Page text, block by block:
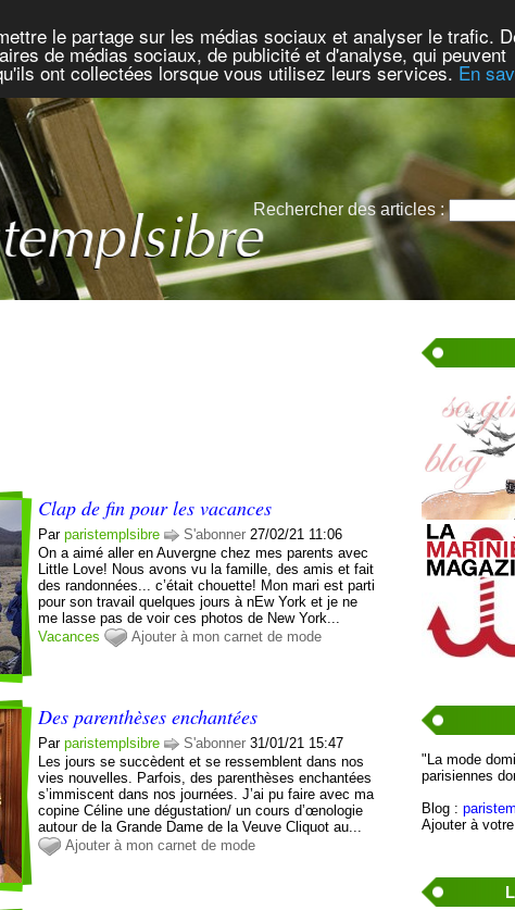
le partage sur les médias sociaux et analyser le trafic.
de médias sociaux, de publicité et d'analyse, qui peuvent
ont collectées lorsque vous utilisez leurs services. En
Rechercher des articles :
Clap de fin pour les vacances
Parparistemplsibre S'abonner 27/02/21 11:06
On a aimé aller en Auvergne chez mes parents avec
Little Love! Nous avons vu la famille, des amis et fait
des randonnées... c’était chouette! Mon mari est parti
pour son travail quelques jours à nEw York et je ne
me lasse pas de voir ces photos de New York...
Vacances
Ajouter à mon carnet de mode
Des parenthèses enchantées
Parparistemplsibre S'abonner 31/01/21 15:47
Les jours se succèdent et se ressemblent dans nos
vies nouvelles. Parfois, des parenthèses enchantées
s’immiscent dans nos journées. J’ai pu faire avec ma
copine Céline une dégustation/ un cours d’œnologie
autour de la Grande Dame de la Veuve Cliquot au...
Ajouter à mon carnet de mode
"La mode
parisiennes
Blog :
Ajouter à